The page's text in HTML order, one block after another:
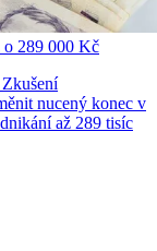
o 289 000 Kč
Zkušení
nucený konec v
až 289 tisíc